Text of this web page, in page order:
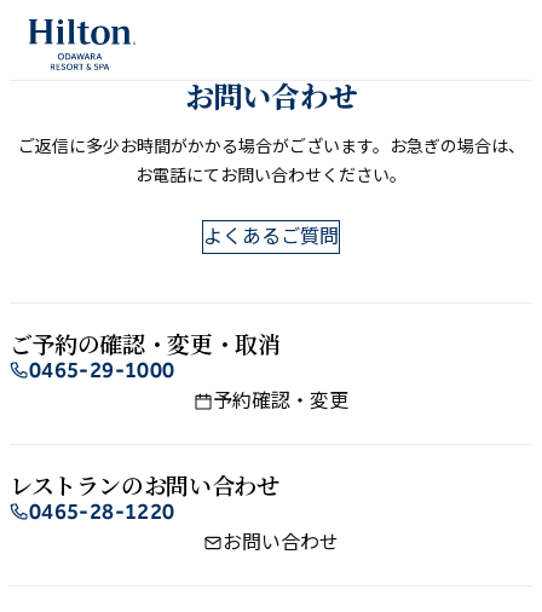
キ
お問い​合わせ
ご返信に​多少お時間が​かかる​場合が​ございます。​お急ぎの​場合は、​
お電話にてお問い​合わせください。
よくあるご質問
ご予約の​確認・変更・取消
0465-29-1000
予約確認・変更
レストランの​お問い​合わせ
0465-28-1220
お問い合わせ